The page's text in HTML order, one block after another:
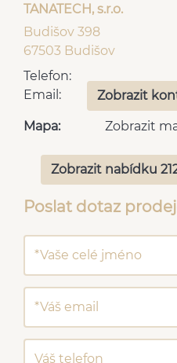
TANATECH, s.r.o.
Budišov 398
67503 Budišov
Telefon:
Email:
Zobrazit
Mapa: Zobrazit
Zobrazit nabídku
Poslat dotaz